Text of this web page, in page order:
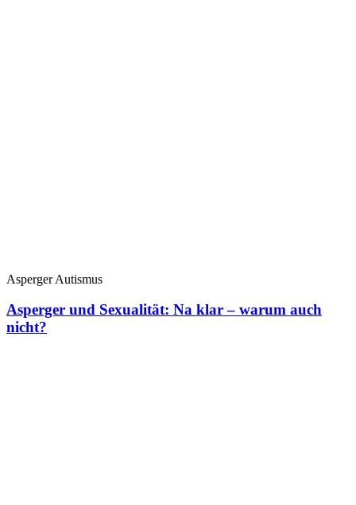
Asperger Autismus
Asperger und Sexualität: Na klar – warum auch
nicht?